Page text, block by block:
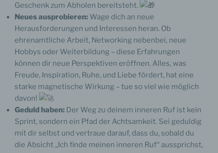
Geschenk zum Abholen bereitsteht.
Neues ausprobieren: Wage dich an neue
Herausforderungen und Interessen heran. Ob
ehrenamtliche Arbeit, Networking nebenbei, neue
Hobbys oder Weiterbildung – diese Erfahrungen
können dir neue Perspektiven eröffnen. Alles, was
Freude, Inspiration, Ruhe, und Liebe fördert, hat eine
starke magnetische Wirkung – tue so viel wie möglich
davon!
Geduld haben: Der Weg zu deinem inneren Ruf ist kein
Sprint, sondern ein Pfad der Achtsamkeit. Sei geduldig
mit dir selbst und vertraue darauf, dass du, sobald du
die Absicht „Ich finde meinen inneren Ruf“ aussprichst,